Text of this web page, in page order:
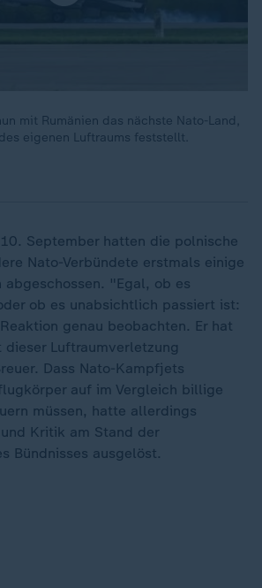
mit Rumänien das nächste Nato-Land,
eigenen Luftraums feststellt.
September hatten die polnische
Nato-Verbündete erstmals einige
abgeschossen. "Egal, ob es
ob es unabsichtlich passiert ist:
genau beobachten. Er hat
Luftraumverletzung
Dass Nato-Kampfjets
auf im Vergleich billige
müssen, hatte allerdings
Kritik am Stand der
Bündnisses ausgelöst.